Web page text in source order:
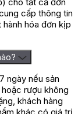
cho tất cả đơn
cấp thông tin
hóa đơn kịp
ngày nếu sản
rượu không
khách hàng